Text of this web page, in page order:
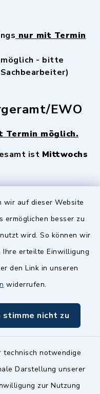
wir auf dieser Website
ermöglichen besser zu
wird. So können wir
Ihre erteilte Einwilligung
den Link in unseren
widerrufen.
stimme nicht zu
notwendige
Darstellung unserer
zur Nutzung
nur mit Termin
möglich - bitte
EWO
Termin möglich.
ist Mittwochs